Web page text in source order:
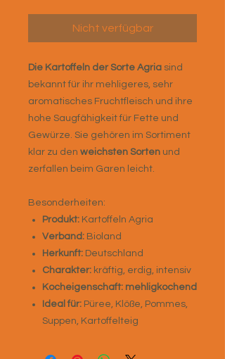
Nicht verfügbar
Die Kartoffeln der Sorte Agria sind
bekannt für ihr mehligeres, sehr
aromatisches Fruchtfleisch und ihre
hohe Saugfähigkeit für Fette und
Gewürze. Sie gehören im Sortiment
klar zu den weichsten Sorten und
zerfallen beim Garen leicht.
Besonderheiten:
Produkt: Kartoffeln Agria
Verband: Bioland
Herkunft: Deutschland
Charakter: kräftig, erdig, intensiv
Kocheigenschaft: mehligkochend
Ideal für: Püree, Klöße, Pommes,
Suppen, Kartoffelteig